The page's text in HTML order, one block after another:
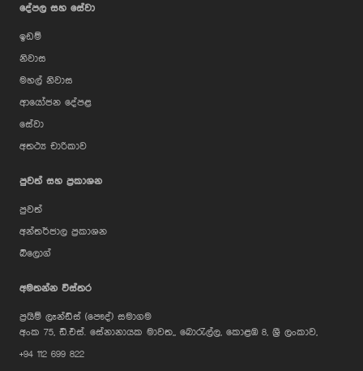
දේපල සහ සේවා
ඉඩම්
නිවාස
මහල් නිවාස
ආයෝජන දේපළ
සේවා
අතථ්‍ය චාරිකාව
පුවත් සහ ප්‍රකාශන
පුවත්
අන්තර්ජාල ප්‍රකාශන
බ්ලොග්
අමතන්න විස්තර
ප්‍රයිම් ලෑන්ඩ්ස් (පෞද්) සමාගම
අංක 75, ඩී.එස්. සේනානායක මාවත,, බොරැල්ල, කොළඹ 8, ශ්‍රී ලංකාව,
+94 112 699 822
Hi, I'm Prime Bee, Your AI